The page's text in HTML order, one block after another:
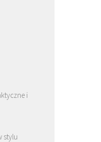
i
stylu